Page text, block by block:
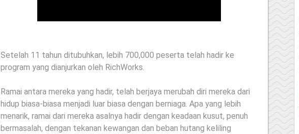
Setelah 11 tahun ditubuhkan, lebih 700,000 peserta telah hadir ke
program yang dianjurkan oleh RichWorks.
Ramai antara mereka yang hadir, telah berjaya merubah diri mereka dari
hidup biasa-biasa menjadi luar biasa dengan berniaga. Apa yang lebih
menarik, ramai dari mereka asalnya hadir dengan keadaan kusut, penuh
bermasalah, dengan tekanan kewangan dan beban hutang keliling